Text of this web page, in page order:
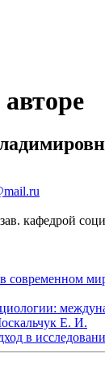
кафедрой
современном
Е. И.
в